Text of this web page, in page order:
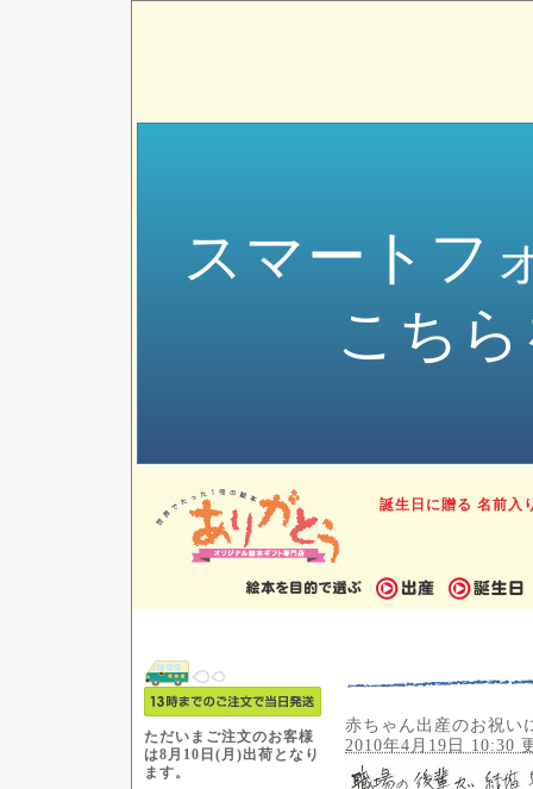
スマートフ
こち
誕生日に贈る 名前入
赤ちゃん出産のお祝い
2010年4月19日 10:30